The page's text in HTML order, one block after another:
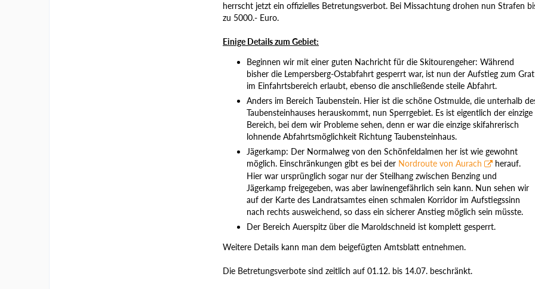
herrscht jetzt ein offizielles Betretungsverbot. Bei Missachtung drohen nun Strafen
zu 5000.- Euro.
Einige Details zum Gebiet:
Beginnen wir mit einer guten Nachricht für die Skitourengeher: Während
bisher die Lempersberg-Ostabfahrt gesperrt war, ist nun der Aufstieg zum Grat
im Einfahrtsbereich erlaubt, ebenso die anschließende steile Abfahrt.
Anders im Bereich Taubenstein. Hier ist die schöne Ostmulde, die unterhalb
Taubensteinhauses herauskommt, nun Sperrgebiet. Es ist eigentlich der einzige
Bereich, bei dem wir Probleme sehen, denn er war die einzige skifahrerisch
lohnende Abfahrtsmöglichkeit Richtung Taubensteinhaus.
Jägerkamp: Der Normalweg von den Schönfeldalmen her ist wie gewohnt
möglich. Einschränkungen gibt es bei der Nordroute von Aurach
herauf.
Hier war ursprünglich sogar nur der Steilhang zwischen Benzing und
Jägerkamp freigegeben, was aber lawinengefährlich sein kann. Nun sehen wir
auf der Karte des Landratsamtes einen schmalen Korridor im Aufstiegssinn
nach rechts ausweichend, so dass ein sicherer Anstieg möglich sein müsste.
Der Bereich Auerspitz über die Maroldschneid ist komplett gesperrt.
Weitere Details kann man dem beigefügten Amtsblatt entnehmen.
Die Betretungsverbote sind zeitlich auf 01.12. bis 14.07. beschränkt.